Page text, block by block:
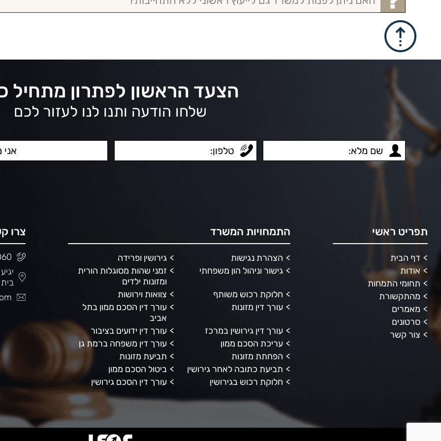
הצעד הראשון לפתרון מתחיל
שלחו הודעה ותנו לנו לעזור לכם
תפריט ראשי
דף הבית
אודות
תחומי התמחות
מהתקשורת
מאמרים
סרטונים
צור קשר
התמחויות המשרד
הצהרת נגישות
גירושין ופרידה
גישור וניהול הון משפחתי
זמני שהות מסוגלות הורית
ומזונות ילדים
חלוקת רכוש משותף
צוואות וירושות
עורך דין מזונות
עורך דין הסכם ממון בתל
אביב
עורך דין גירושין במרכז
עורך דין ידועים בציבור
עריכת הסכם ממון
עורך דין משפחה ברמת גן
הפחתת מזונות
תביעת מזונות
תביעת כתובה לאחר גירושין
ביטול הסכם ממון
חלוקת רכוש בגירושין
עורך דין הסכם גירושין
צרו